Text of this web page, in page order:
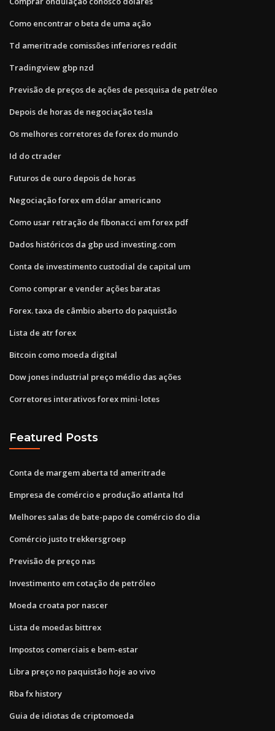
Como encontrar o beta de uma ação
Td ameritrade comissões inferiores reddit
Tradingview gbp nzd
Previsão de preços de ações de pesquisa de petróleo
Depois de horas de negociação tesla
Os melhores corretores de forex do mundo
Id do ctrader
Futuros de ouro depois de horas
Negociação forex em dólar americano
Como usar retração de fibonacci em forex pdf
Dados históricos da gbp usd investing.com
Conta de investimento custodial de capital um
Como comprar e vender ações baratas
Forex. taxa de câmbio aberto do paquistão
Lista de atr forex
Bitcoin como moeda digital
Dow jones industrial preço médio das ações
Corretores interativos forex mini-lotes
Featured Posts
Conta de margem aberta td ameritrade
Empresa de comércio e produção atlanta ltd
Melhores salas de bate-papo de comércio do dia
Comércio justo trekkersgroep
Previsão de preço nas
Investimento em cotação de petróleo
Moeda croata por nascer
Lista de moedas bittrex
Impostos comerciais e bem-estar
Libra preço no paquistão hoje ao vivo
Rba fx history
Guia de idiotas de criptomoeda